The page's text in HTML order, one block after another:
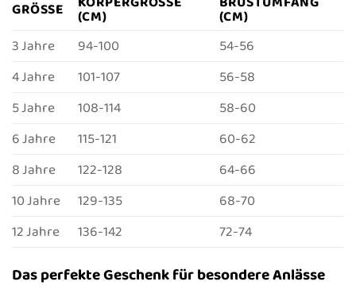
GRÖSSE CM)
(CM)
3 Jahre
94-100
54-56
4 Jahre
101-107
56-58
5 Jahre
108-114
58-60
6 Jahre
115-121
60-62
8 Jahre
122-128
64-66
10 Jahre
129-135
68-70
12 Jahre
136-142 72-74
Das perfekte Geschenk für besondere Anlässe